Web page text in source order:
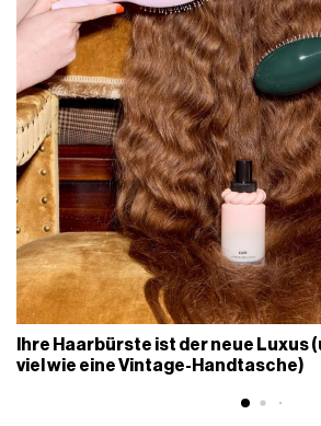
Ihre Haarbürste ist der neue Luxus
viel wie eine Vintage-Handtasche)